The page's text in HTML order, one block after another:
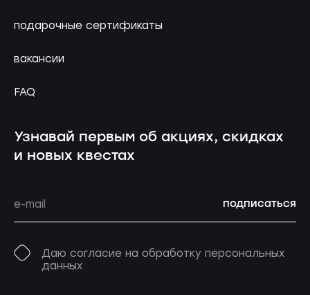
подарочные сертификаты
вакансии
FAQ
Узнавай первым об акциях, скидках
и новых квестах
подписаться
Даю согласие на обработку персональных
данных